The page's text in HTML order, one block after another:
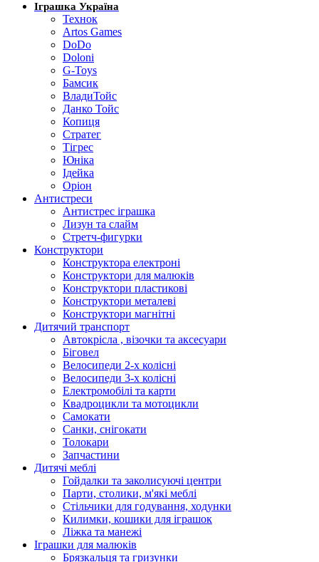
Іграшка Україна
Технок
Artos Games
DoDo
Doloni
G-Toys
Бамсик
ВладиТойс
Данко Тойс
Копиця
Стратег
Тігрес
Юніка
Ідейка
Оріон
Антистреси
Антистрес іграшка
Лизун та слайм
Стретч-фигурки
Конструктори
Конструктора електроні
Конструктори для малюків
Конструктори пластикові
Конструктори металеві
Конструктори магнітні
Дитячий транспорт
Автокрісла , візочки та аксесуари
Біговел
Велосипеди 2-х колісні
Велосипеди 3-х колісні
Електромобілі та карти
Квадроцикли та мотоцикли
Самокати
Санки, снігокати
Толокари
Запчастини
Дитячі меблі
Гойдалки та заколисуючі центри
Парти, столики, м'які меблі
Стільчики для годування, ходунки
Килимки, кошики для іграшок
Ліжка та манежі
Іграшки для малюків
Брязкальця та гризунки